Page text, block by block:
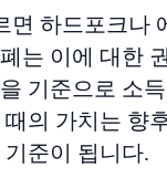
면 하드포크나
는 이에 대한
기준으로 소
의 가치는 향
준이 됩니다.